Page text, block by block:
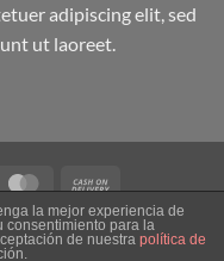
adipiscing elit, sed
ut laoreet.
MasterCard
On
Delivery
FAQ AVISO LEGAL
la mejor experiencia de
consentimiento para la
de nuestra política de